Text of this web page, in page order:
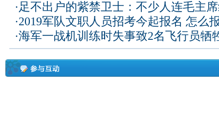
·足不出户的紫禁卫士：不少人连毛主
·2019军队文职人员招考今起报名 怎么
·海军一战机训练时失事致2名飞行员牺